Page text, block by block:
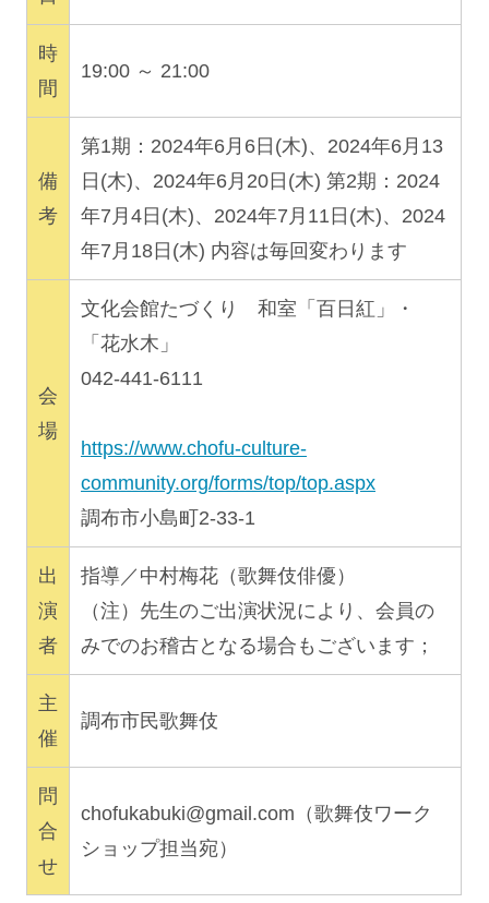
時
間
19:00 ～ 21:00
備
考
第1期：2024年6月6日(木)、2024年6月13
日(木)、2024年6月20日(木) 第2期：2024
年7月4日(木)、2024年7月11日(木)、2024
年7月18日(木) 内容は毎回変わります
会
場
文化会館たづくり 和室「百日紅」・
「花水木」
042-441-6111
https://www.chofu-culture-
community.org/forms/top/top.aspx
調布市小島町2-33-1
出
演
者
指導／中村梅花（歌舞伎俳優）
（注）先生のご出演状況により、会員の
みでのお稽古となる場合もございます；
主
催
調布市民歌舞伎
問
合
せ
chofukabuki@gmail.com （歌舞伎ワーク
ショップ担当宛）